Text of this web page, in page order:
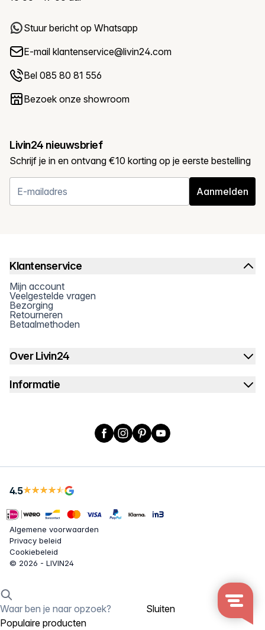
Stuur bericht op Whatsapp
E-mail klantenservice@livin24.com
Bel 085 80 81 556
Bezoek onze showroom
Livin24 nieuwsbrief
Schrijf je in en ontvang €10 korting op je eerste bestelling
Aanmelden
Klantenservice
Mijn account
Veelgestelde vragen
Bezorging
Retourneren
Betaalmethoden
Over Livin24
Informatie
Facebook
Instagram
PinterestYouTube
4.5
Algemene voorwaarden
Privacy beleid
Cookiebeleid
© 2026 - LIVIN24
Sluiten
Populaire producten